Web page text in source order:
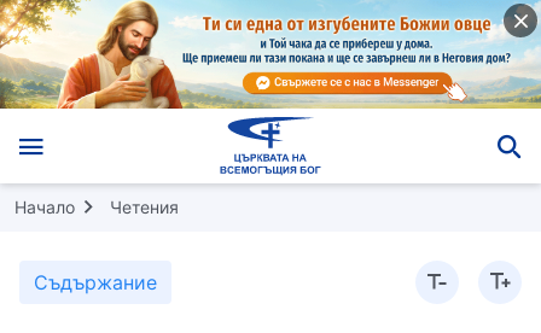
Начало Четения
Съдържание